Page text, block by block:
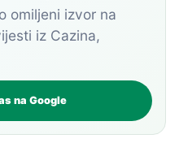
omiljeni izvor na
iz Cazina,
na Google